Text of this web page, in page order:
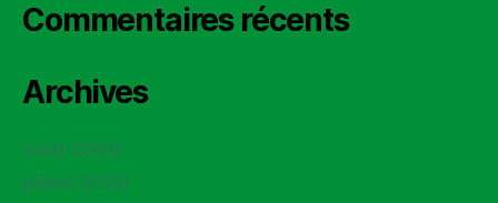
Commentaires récents
Archives
août 2026
juillet 2026